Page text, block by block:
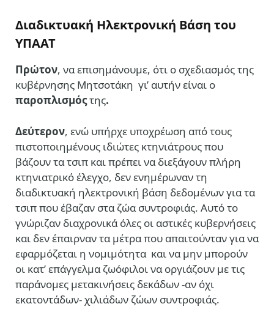
Διαδικτυακή Ηλεκτρονική Βάση του
ΥΠΑΑΤ
Πρώτον, να επισημάνουμε, ότι ο σχεδιασμός της
κυβέρνησης Μητσοτάκη γι’ αυτήν είναι ο
παροπλισμόςτης.
Δεύτερον, ενώ υπήρχε υποχρέωση από τους
πιστοποιημένους ιδιώτες κτηνιάτρους που
βάζουν τα τσιπ και πρέπει να διεξάγουν πλήρη
κτηνιατρικό έλεγχο, δεν ενημέρωναν τη
διαδικτυακή ηλεκτρονική βάση δεδομένων για τα
τσιπ που έβαζαν στα ζώα συντροφιάς. Αυτό το
γνώριζαν διαχρονικά όλες οι αστικές κυβερνήσεις
και δεν έπαιρναν τα μέτρα που απαιτούνταν για να
εφαρμόζεται η νομιμότητα και να μην μπορούν
οι κατ’ επάγγελμα ζωόφιλοι να οργιάζουν με τις
παράνομες μετακινήσεις δεκάδων -αν όχι
εκατοντάδων- χιλιάδων ζώων συντροφιάς.